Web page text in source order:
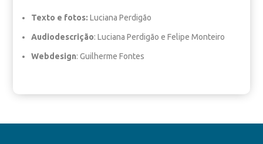
Texto e fotos: Luciana Perdigão
Audiodescrição: Luciana Perdigão e Felipe Monteiro
Webdesign: Guilherme Fontes